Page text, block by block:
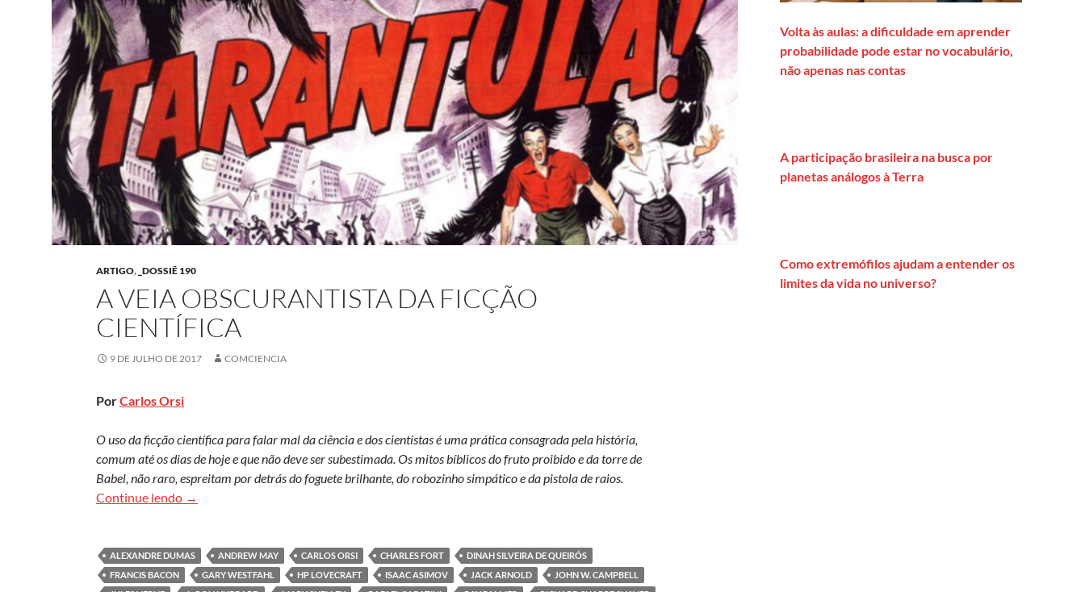
ARTIGO, _DOSSIÊ 190
A VEIA OBSCURANTISTA DA FICÇÃO
CIENTÍFICA
9 DE JULHO DE 2017 COMCIENCIA
PorCarlos Orsi
O uso da ficção científica para falar mal da ciência e dos cientistas é uma prática consagrada pela história,
comum até os dias de hoje e que não deve ser subestimada. Os mitos bíblicos do fruto proibido e da torre de
Babel, não raro, espreitam por detrás do foguete brilhante, do robozinho simpático e da pistola de raios.
Continue lendo
A veia obscurantista da ficção científica
→
ALEXANDRE DUMAS ANDREW MAY CARLOS ORSI CHARLES FORT
DINAH SILVEIRA DE QUEIRÓS
FRANCIS BACON
GARY WESTFAHL HP LOVECRAFT ISAAC ASIMOV JACK ARNOLD
JOHN W. CAMPBELL
Volta às aulas: a dificuldade em aprender
probabilidade pode estar no vocabulário,
não apenas nas contas
A participação brasileira na busca por
planetas análogos à Terra
Como extremófilos ajudam a entender os
limites da vida no universo?